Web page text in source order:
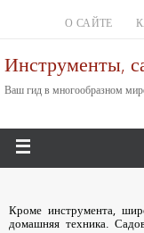
О САЙТЕ
Инструменты,
Ваш гид в многообразном
Кроме инструмента,
домашняя техника.